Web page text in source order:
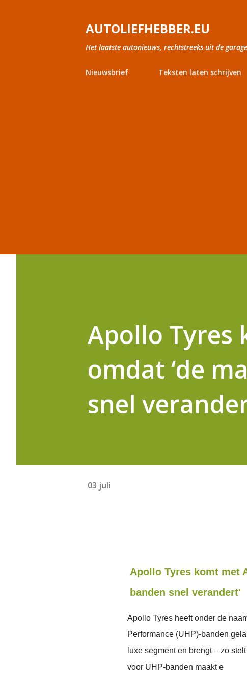
AUTOLIEFHEBBER.EU
Het laatste autonieuws, rechtstreeks uit de
Nieuwsbrief Teksten laten schrijven
Apollo Tyres
omdat ‘de
snel
03 juli
Apollo Tyres komt met
banden snel verandert'
Apollo Tyres heeft onder de
Performance (UHP)-banden
luxe segment en brengt – zo
voor UHP-banden maakt e